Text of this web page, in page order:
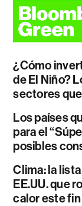
¿Cómo
de El Niño?
sectores
Los países
para el
posibles
Clima: la
EE.UU. que
calor este